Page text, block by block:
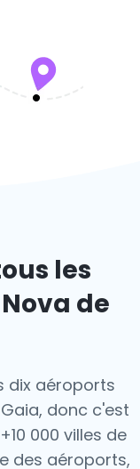
les
de
dix aéroports
donc c'est
000 villes de
des aéroports,